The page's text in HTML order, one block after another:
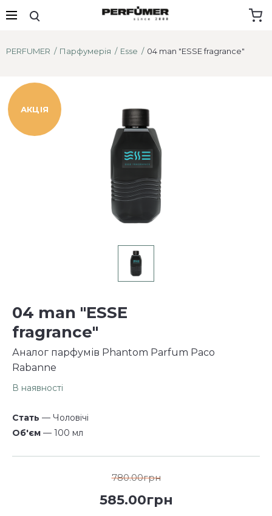
PERFUMER Парфумерія Esse 04 man "ESSE fragrance"
АКЦІЯ
04 man "ESSE
fragrance"
Аналог парфумів Phantom Parfum Paco
Rabanne
В наявності
Стать
— Чоловічі
Об'єм
— 100 мл
780.00грн
585.00грн